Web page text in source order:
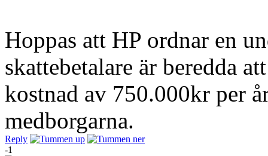
Hoppas att HP ordnar en
skattebetalare är beredda
kostnad av 750.000kr per
medborgarna.
Reply
-1